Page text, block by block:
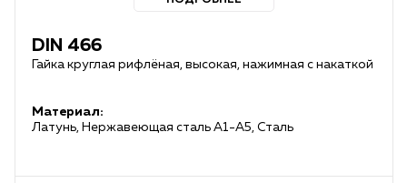
DIN 466
Гайка круглая рифлёная, высокая, нажимная с накаткой
Материал:
Латунь, Нержавеющая сталь А1-А5, Сталь